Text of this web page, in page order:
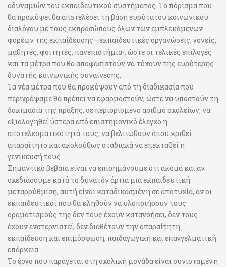
αδυναμιών του εκπαιδευτικού συστήματος. Το πόρισμα που
θα προκύψει θα αποτελέσει τη βάση ευρύτατου κοινωνικού
διαλόγου με τους εκπροσώπους όλων των εμπλεκόμενων
φορέων της εκπαίδευσης –εκπαιδευτικές οργανώσεις, γονείς,
μαθητές, φοιτητές, πανεπιστήμια-, ώστε οι τελικές επιλογές
και τα μέτρα που θα αποφασιστούν να τύχουν της ευρύτερης
δυνατής κοινωνικής συναίνεσης.
Τα νέα μέτρα που θα προκύψουν από τη διαδικασία που
περιγράψαμε θα πρέπει να εφαρμοστούν, ώστε να υποστούν τη
δοκιμασία της πράξης, σε περιορισμένο αριθμό σχολείων, να
αξιολογηθεί ύστερα από επιστημονικό έλεγχο η
αποτελεσματικότητά τους, να βελτιωθούν όπου κριθεί
απαραίτητο και ακολούθως σταδιακά να επεκταθεί η
γενίκευσή τους.
Σημαντικό βέβαια είναι να επισημάνουμε ότι ακόμα και αν
σχεδιάσουμε κατά το δυνατόν άρτια μια εκπαιδευτική
μεταρρύθμιση, αυτή είναι καταδικασμένη σε αποτυχία, αν οι
εκπαιδευτικοί που θα κληθούν να υλοποιήσουν τους
οραματισμούς της δεν τους έχουν κατανοήσει, δεν τους
έχουν ενστερνιστεί, δεν διαθέτουν την απαραίτητη
εκπαίδευση και επιμόρφωση, παιδαγωγική και επαγγελματική
επάρκεια.
Το έργο που παράγεται στη σχολική μονάδα είναι συνισταμένη